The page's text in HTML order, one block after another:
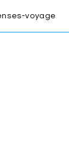
voyage